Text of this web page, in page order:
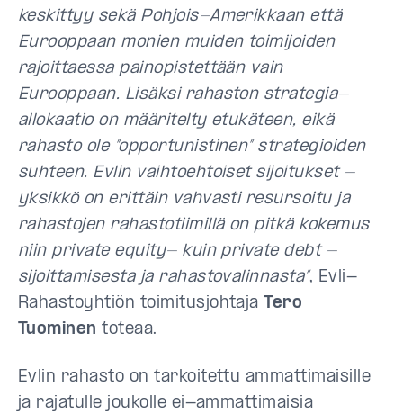
keskittyy sekä Pohjois-Amerikkaan että
Eurooppaan monien muiden toimijoiden
rajoittaessa painopistettään vain
Eurooppaan. Lisäksi rahaston strategia-
allokaatio on määritelty etukäteen, eikä
rahasto ole ”opportunistinen” strategioiden
suhteen. Evlin vaihtoehtoiset sijoitukset -
yksikkö on erittäin vahvasti resursoitu ja
rahastojen rahastotiimillä on pitkä kokemus
niin private equity- kuin private debt -
sijoittamisesta ja rahastovalinnasta”, Evli-
Rahastoyhtiön toimitusjohtaja Tero
Tuominen toteaa.
Evlin rahasto on tarkoitettu ammattimaisille
ja rajatulle joukolle ei-ammattimaisia